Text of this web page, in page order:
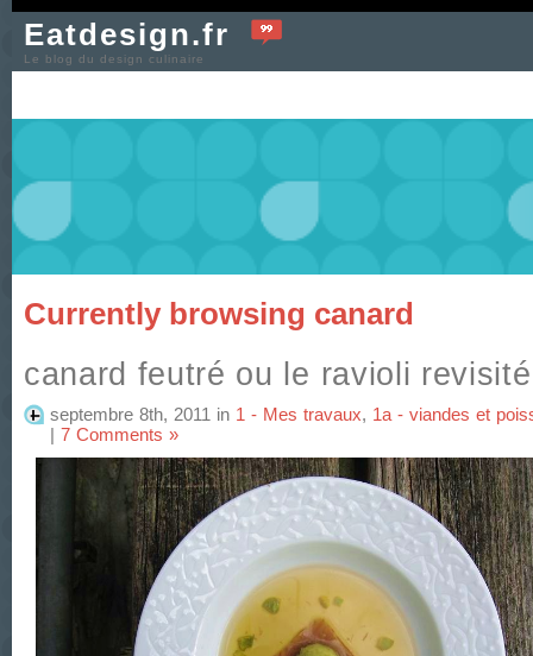
Eatdesign.fr
Le blog du design culinaire
Currently browsing canard
canard feutré ou le ravioli revisité
septembre 8th, 2011 in 1 - Mes travaux, 1a - viandes et
7 Comments »